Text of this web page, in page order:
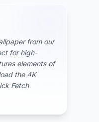
from our
for high-
elements of
the 4K
Fetch